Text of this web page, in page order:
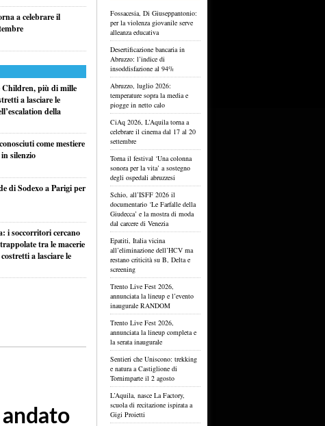
a celebrare il
Children, più di mille
a lasciare le
della
come mestiere
silenzio
di Sodexo a Parigi per
i soccorritori cercano
tra le macerie
a lasciare le
Fossacesia, Di Giuseppantonio:
per la violenza giovanile serve
alleanza educativa
Desertificazione bancaria in
Abruzzo: l’indice di
insoddisfazione al 94%
Abruzzo, luglio 2026:
temperature sopra la media e
piogge in netto calo
CiAq 2026, L’Aquila torna a
celebrare il cinema dal 17 al 20
settembre
Torna il festival ‘Una colonna
sonora per la vita’ a sostegno
degli ospedali abruzzesi
Schio, all’ISFF 2026 il
documentario ‘Le Farfalle della
Giudecca’ e la mostra di moda
dal carcere di Venezia
Epatiti, Italia vicina
all’eliminazione dell’HCV ma
restano criticità su B, Delta e
screening
Trento Live Fest 2026,
annunciata la lineup e l’evento
inaugurale RANDOM
Trento Live Fest 2026,
annunciata la lineup completa e
la serata inaugurale
Sentieri che Uniscono: trekking
e natura a Castiglione di
Tornimparte il 2 agosto
L’Aquila, nasce La Factory,
scuola di recitazione ispirata a
Gigi Proietti